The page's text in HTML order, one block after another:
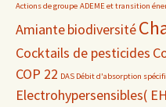
Actions de groupe ADEME et transition
Amiantebiodiversité
Cocktails de pesticides
COP 22 DAS Débit d'absorption
Electrohypersensibles(